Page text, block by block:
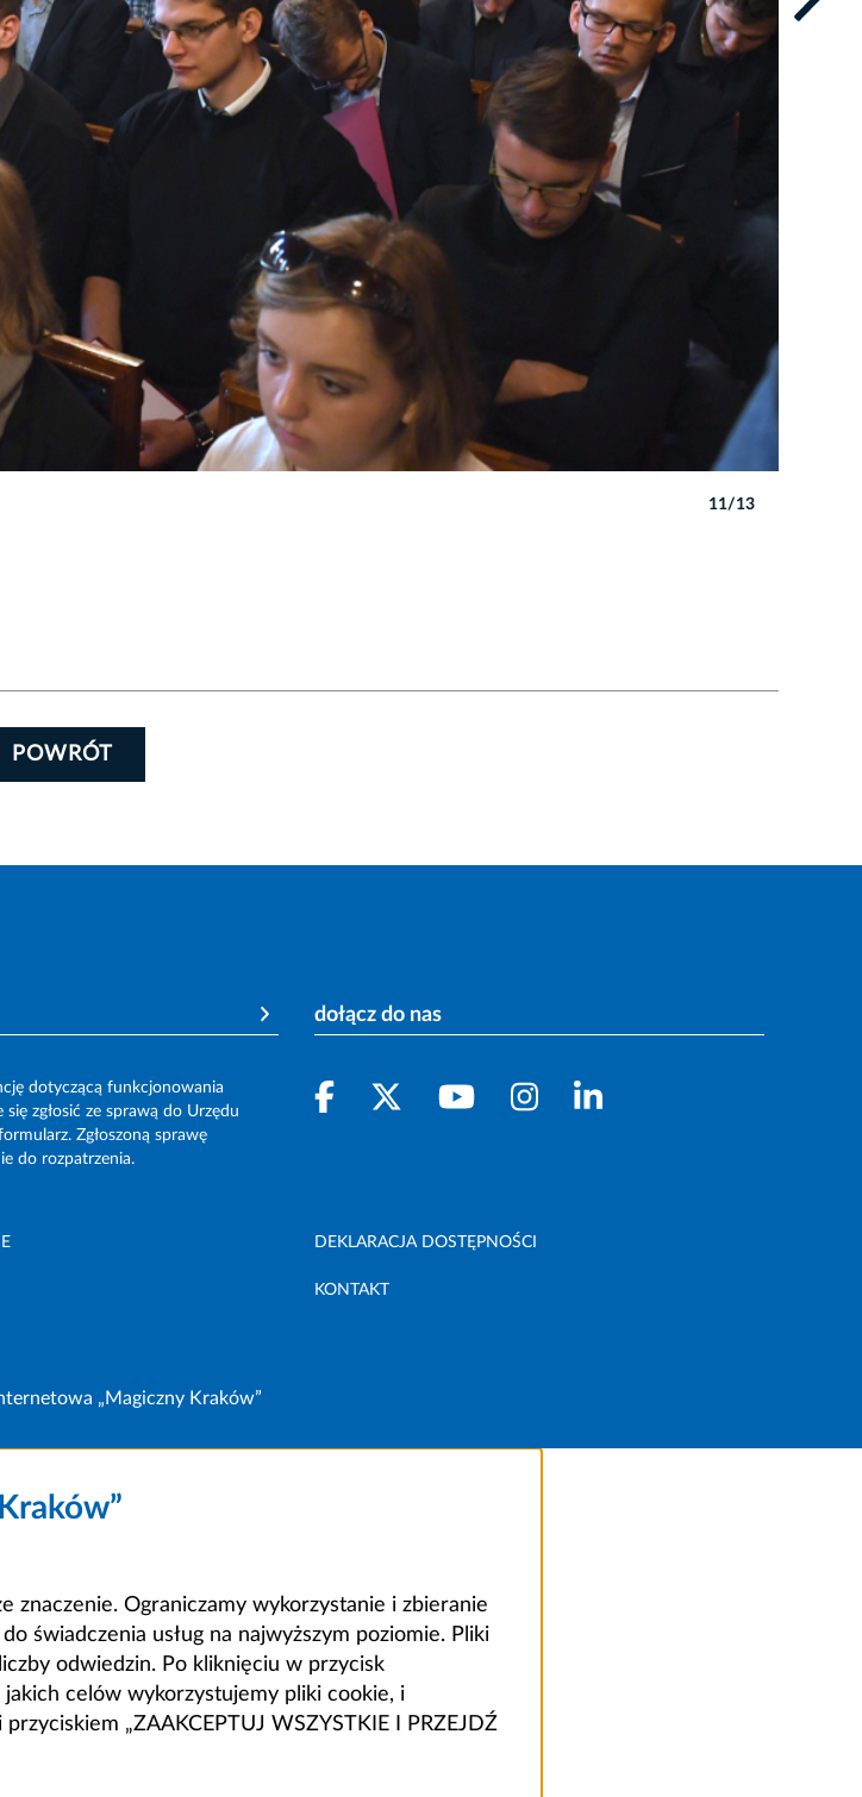
11/13
POWRÓT
dotyczącą funkcjonowania
się zgłosić ze sprawą do Urzędu
Zgłoszoną sprawę
do rozpatrzenia.
dołącz do nas
DEKLARACJA DOSTĘPNOŚCI
KONTAKT
„Magiczny Kraków”
znaczenie. Ograniczamy wykorzystanie i zbieranie
świadczenia usług na najwyższym poziomie. Pliki
odwiedzin. Po kliknięciu w przycisk
celów wykorzystujemy pliki cookie, i
„ZAAKCEPTUJ WSZYSTKIE I PRZEJDŹ